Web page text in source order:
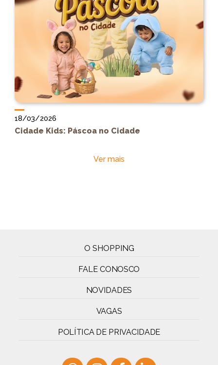
18/03/2026
Cidade Kids: Páscoa no Cidade
Ver mais
O SHOPPING
FALE CONOSCO
NOVIDADES
VAGAS
POLÍTICA DE PRIVACIDADE